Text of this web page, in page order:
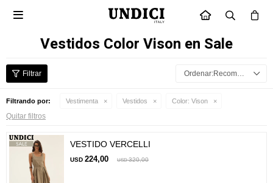
INICIO

Vestidos Color Vison en Sale
Recomendados
Filtrando por: Vestimenta Vestidos Color: Vison
Quitar filtros
VESTIDO VERCELLI
USD 224,00 USD 320,00